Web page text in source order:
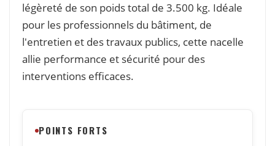
légèreté de son poids total de 3.500 kg. Idéale
pour les professionnels du bâtiment, de
l'entretien et des travaux publics, cette nacelle
allie performance et sécurité pour des
interventions efficaces.
POINTS FORTS